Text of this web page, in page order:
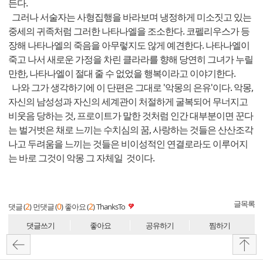
든다.
그러나 서술자는 사형집행을 바라보며 냉정하게 미소짓고 있는
중세의 귀족처럼 그러한 나타나엘을 조소한다. 코펠리우스가 등
장해 나타나엘의 죽음을 아무렇지도 않게 예견한다. 나타나엘이
죽고 나서 새로운 가정을 차린 클라라를 향해 당연히 그녀가 누릴
만한, 나타나엘이 절대 줄 수 없었을 행복이라고 이야기한다.
나와 그가 생각하기에 이 단편은 그대로 '악몽의 은유'이다. 악몽,
자신의 남성성과 자신의 세계관이 처절하게 굴복되어 무너지고
비웃음 당하는 것, 프로이트가 말한 것처럼 인간 대부분이면 꾼다
는 벌거벗은 채로 느끼는 수치심의 꿈, 사랑하는 것들은 산산조각
나고 두려움을 느끼는 것들은 비이성적인 연결로라도 이루어지
는 바로 그것이 악몽 그 자체일 것이다.
댓글 (2) 먼댓글 (0) 좋아요 (2)ThanksTo 글목록
댓글쓰기 좋아요 공유하기 찜하기